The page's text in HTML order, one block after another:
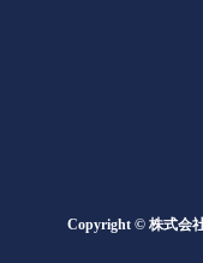
Copyright © 株式会